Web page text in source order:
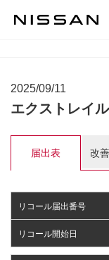
2025/09/11
エクストレイ
届出表 改
リコール届出番号
リコール開始日